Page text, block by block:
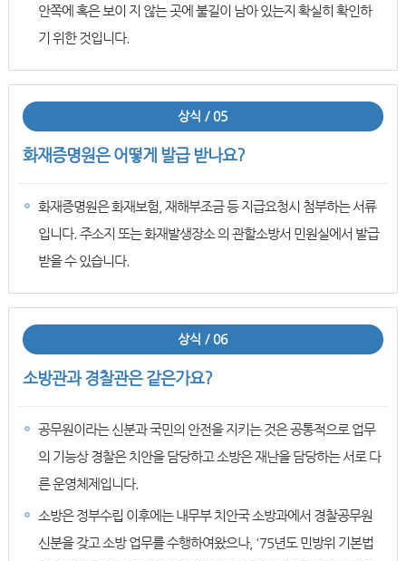
안쪽에 혹은 보이 지 않는 곳에 불길이 남아 있는지 확실히 확인하
기 위한 것입니다.
상식 / 05
화재증명원은 어떻게 발급 받나요?
화재증명원은 화재보험, 재해부조금 등 지급요청시 첨부하는 서류
입니다. 주소지 또는 화재발생장소 의 관할소방서 민원실에서 발급
받을 수 있습니다.
상식 / 06
소방관과 경찰관은 같은가요?
공무원이라는 신분과 국민의 안전을 지키는 것은 공통적으로 업무
의 기능상 경찰은 치안을 담당하고 소방은 재난을 담당하는 서로 다
른 운영체제입니다.
소방은 정부수립 이후에는 내무부 치안국 소방과에서 경찰공무원
신분을 갖고 소방 업무를 수행하여왔으나, '75년도 민방위 기본법